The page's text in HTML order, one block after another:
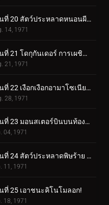
ตอนที่ 20 สัตว์ประหลาดหนอนผีเสื้อพ่นไฟ: โดกุกันเดอร์
14, 1971
ตอนที่ 21 โดกุกันเดอร์ การเผชิญหน้าในปราสาทโอซาก้า
21, 1971
ตอนที่ 22 เงือกเงือกอามาโซเนียที่น่าสงสัย
28, 1971
ตอนที่ 23 มอนสเตอร์บินบนท้องฟ้า มูซาเบดอล
04, 1971
ตอนที่ 24 สัตว์ประหลาดพิษร้าย คิโนโคมอลก์ ออกเดินทาง!
11, 1971
ที่ 25 เอาชนะคิโนโมลอก!
18, 1971